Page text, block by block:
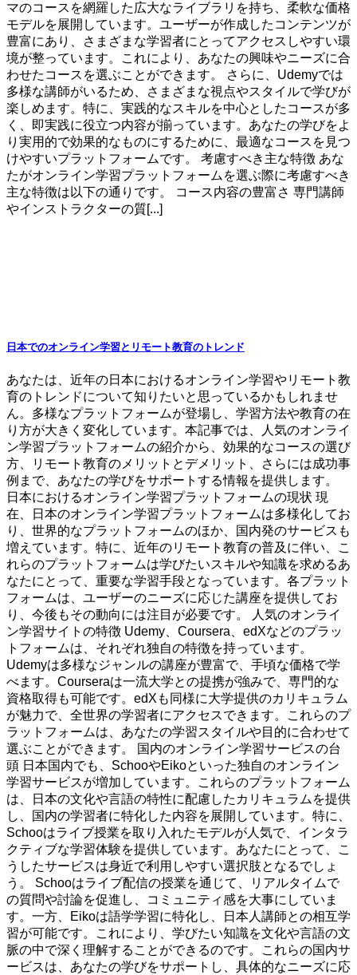
マのコースを網羅した広大なライブラリを持ち、柔軟な価格
モデルを展開しています。ユーザーが作成したコンテンツが
豊富にあり、さまざまな学習者にとってアクセスしやすい環
境が整っています。これにより、あなたの興味やニーズに合
わせたコースを選ぶことができます。 さらに、Udemyでは
多様な講師がいるため、さまざまな視点やスタイルで学びが
楽しめます。特に、実践的なスキルを中心としたコースが多
く、即実践に役立つ内容が揃っています。あなたの学びをよ
り実用的で効果的なものにするために、最適なコースを見つ
けやすいプラットフォームです。 考慮すべき主な特徴 あな
たがオンライン学習プラットフォームを選ぶ際に考慮すべき
主な特徴は以下の通りです。 コース内容の豊富さ 専門講師
やインストラクターの質[...]
日本でのオンライン学習とリモート教育のトレンド
あなたは、近年の日本におけるオンライン学習やリモート教
育のトレンドについて知りたいと思っているかもしれませ
ん。多様なプラットフォームが登場し、学習方法や教育の在
り方が大きく変化しています。本記事では、人気のオンライ
ン学習プラットフォームの紹介から、効果的なコースの選び
方、リモート教育のメリットとデメリット、さらには成功事
例まで、あなたの学びをサポートする情報を提供します。
日本におけるオンライン学習プラットフォームの現状 現
在、日本のオンライン学習プラットフォームは多様化してお
り、世界的なプラットフォームのほか、国内発のサービスも
増えています。特に、近年のリモート教育の普及に伴い、こ
れらのプラットフォームは学びたいスキルや知識を求めるあ
なたにとって、重要な学習手段となっています。各プラット
フォームは、ユーザーのニーズに応じた講座を提供してお
り、今後もその動向には注目が必要です。 人気のオンライ
ン学習サイトの特徴 Udemy、Coursera、edXなどのプラッ
トフォームは、それぞれ独自の特徴を持っています。
Udemyは多様なジャンルの講座が豊富で、手頃な価格で学
べます。Courseraは一流大学との提携が強みで、専門的な
資格取得も可能です。edXも同様に大学提供のカリキュラム
が魅力で、全世界の学習者にアクセスできます。これらのプ
ラットフォームは、あなたの学習スタイルや目的に合わせて
選ぶことができます。 国内のオンライン学習サービスの台
頭 日本国内でも、SchooやEikoといった独自のオンライン
学習サービスが増加しています。これらのプラットフォーム
は、日本の文化や言語の特性に配慮したカリキュラムを提供
し、国内の学習者に特化した内容を展開しています。特に、
Schooはライブ授業を取り入れたモデルが人気で、インタラ
クティブな学習体験を提供しています。あなたにとって、こ
うしたサービスは身近で利用しやすい選択肢となるでしょ
う。 Schooはライブ配信の授業を通じて、リアルタイムで
の質問や討論を促進し、コミュニティ感を大事にしていま
す。一方、Eikoは語学学習に特化し、日本人講師との相互学
習が可能です。これにより、学びたい知識を文化や言語の文
脈の中で深く理解することができるのです。これらの国内サ
ービスは、あなたの学びをサポートし、具体的なニーズに応